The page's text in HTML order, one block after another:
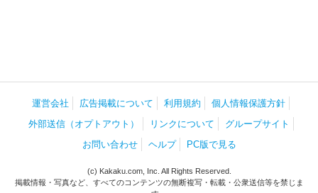
運営会社 広告掲載について 利用規約
個人情報保護方針
外部送信（オプトアウト）
リンクについて
グループサイト
お問い合わせ
ヘルプ PC版で見る
(c) Kakaku.com, Inc. All Rights Reserved.
掲載情報・写真など、すべてのコンテンツの無断複写・転載・公衆送信等を禁じま